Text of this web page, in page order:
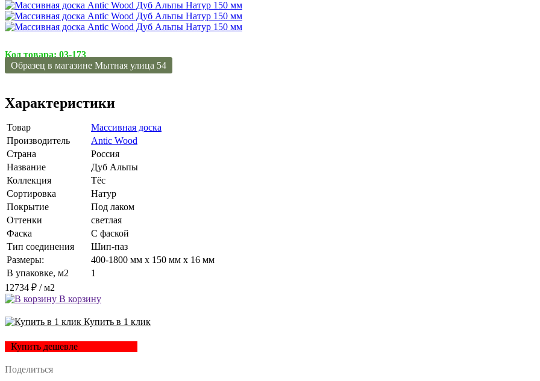
Код товара: 03-173
Образец в магазине Мытная улица 54
Характеристики
Товар
Массивная доска
Производитель
Antic Wood
Страна
Россия
Название
Дуб Альпы
Коллекция
Тёс
Сортировка
Натур
Покрытие
Под лаком
Оттенки
светлая
Фаска
С фаской
Тип соединения
Шип-паз
Размеры:
400-1800 мм x 150 мм x 16 мм
В упаковке, м2
1
12734 ₽ / м2
В корзину
Купить в 1 клик
Купить дешевле
Поделиться